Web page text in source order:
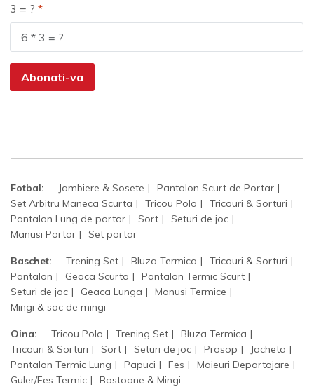
3 = ?
Abonati-va
Fotbal: Jambiere & Sosete
Pantalon Scurt de Portar
Set Arbitru Maneca Scurta
Tricou Polo
Tricouri & Sorturi
Pantalon Lung de portar
Sort
Seturi de joc
Manusi Portar
Set portar
Baschet: Trening Set Bluza Termica
Tricouri & Sorturi
Pantalon
Geaca Scurta
Pantalon Termic Scurt
Seturi de joc
Geaca Lunga
Manusi Termice
Mingi & sac de mingi
Oina: Tricou Polo Trening Set
Bluza Termica
Tricouri & Sorturi
Sort Seturi de joc Prosop
Jacheta
Pantalon Termic Lung
Papuci Fes
Maieuri Departajare
Guler/Fes Termic
Bastoane & Mingi